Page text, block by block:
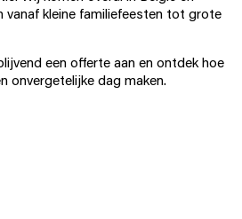
vanaf kleine familiefeesten tot grote
een offerte aan en ontdek hoe
onvergetelijke dag maken.